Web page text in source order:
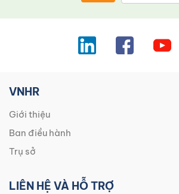
VNHR
Giới thiệu
Ban điều hành
Trụ sở
LIÊN HỆ VÀ HỖ TRỢ